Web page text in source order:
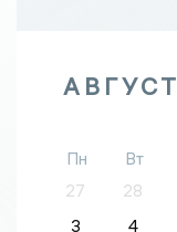
АВГУСТ
Пн Вт
27
28
3
4